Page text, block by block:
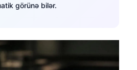
görünə bilər.